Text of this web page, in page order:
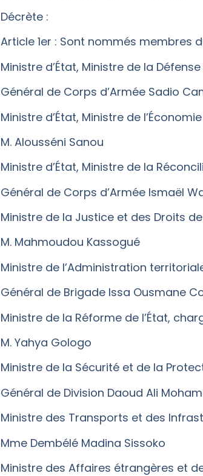
Décrète :
Article 1er : Sont nommés membres
Ministre d’État, Ministre de la
Général de Corps d’Armée Sadio
Ministre d’État, Ministre de
M. Alousséni Sanou
Ministre d’État, Ministre de la
Général de Corps d’Armée Ismaël
Ministre de la Justice et des Droits
M. Mahmoudou Kassogué
Ministre de l’Administration
Général de Brigade Issa Ousmane
Ministre de la Réforme de l’État,
M. Yahya Gologo
Ministre de la Sécurité et de la
Général de Division Daoud Ali
Ministre des Transports et des
Mme Dembélé Madina Sissoko
Ministre des Affaires étrangères et